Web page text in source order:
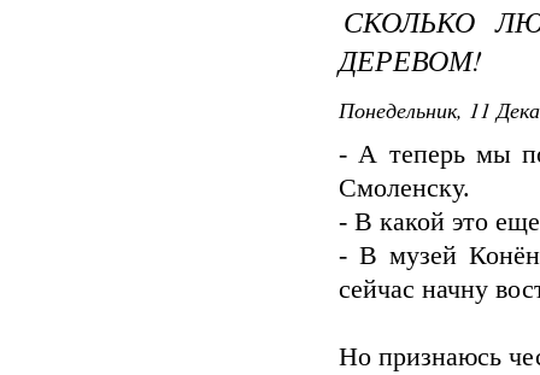
СКОЛЬКО
ДЕРЕВОМ!
Понедельник, 11
- А теперь мы
Смоленску.
- В какой это
- В музей
сейчас начну
Но признаюсь